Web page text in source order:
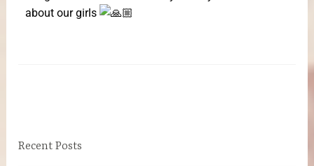
about our girls
Recent Posts